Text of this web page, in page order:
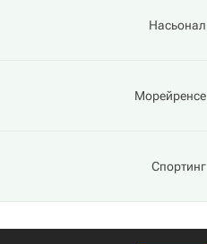
Насьонал
Морейренсе
Спортинг